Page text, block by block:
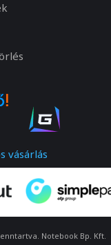
vásárlás
Notebook Bp. Kft.